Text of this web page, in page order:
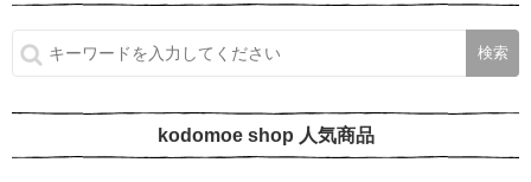
kodomoe shop 人気商品